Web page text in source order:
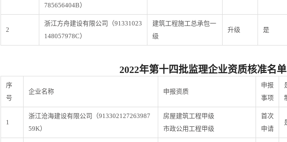
785656404B）
2
浙江方舟建设有限公司（91331023
148057978C）
建筑工程施工总承包一
级
升级 是
2022年第十四批监理企业资质核准名单
序
号
企业名称 申报资质
申报
事项
1
浙江沧海建设有限公司（913302127263987
59K）
房屋建筑工程甲级
市政公用工程甲级
首次
申请